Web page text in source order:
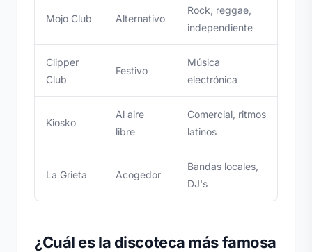
Mojo Club Alternativo
Rock, reggae,
independiente
Clipper
Club
Festivo
Música
electrónica
Kiosko
Al aire
libre
Comercial, ritmos
latinos
La Grieta Acogedor
Bandas locales,
DJ's
¿Cuál es la discoteca más famosa